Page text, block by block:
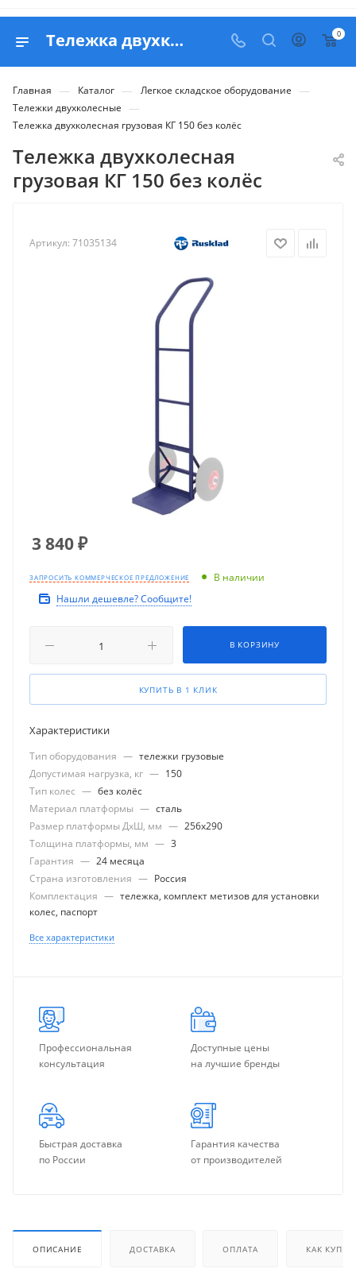
Тележка двухколесная грузовая КГ 150 без колёс - продажа в Белапекс 0
Главная — Каталог — Легкое складское оборудование —
Тележки двухколесные —
Тележка двухколесная грузовая КГ 150 без колёс
Тележка двухколесная
грузовая КГ 150 без колёс
Артикул: 71035134
3 840₽
ЗАПРОСИТЬ КОММЕРЧЕСКОЕ ПРЕДЛОЖЕНИЕ
В наличии
Нашли дешевле? Сообщите!
В КОРЗИНУ
КУПИТЬ В 1 КЛИК
Характеристики
Тип оборудования — тележки грузовые
Допустимая нагрузка, кг — 150
Тип колес — без колёс
Материал платформы — сталь
Размер платформы ДхШ, мм — 256x290
Толщина платформы, мм — 3
Гарантия — 24 месяца
Страна изготовления — Россия
Комплектация — тележка, комплект метизов для установки
колес, паспорт
Все характеристики
Профессиональная
консультация
Доступные цены
на лучшие бренды
Быстрая доставка
по России
Гарантия качества
от производителей
ОПИСАНИЕ ДОСТАВКА ОПЛАТА КАК